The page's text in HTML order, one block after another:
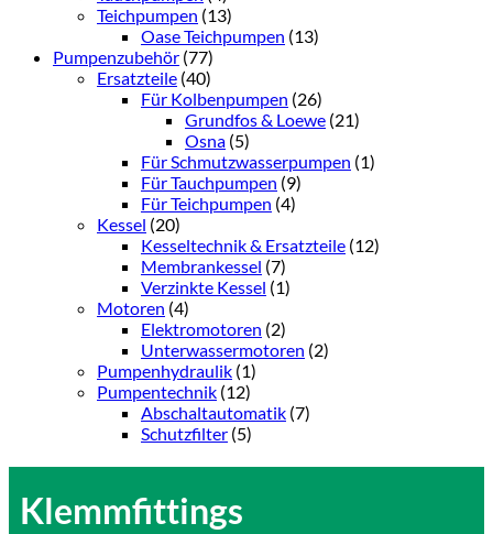
Teichpumpen (13)
Oase Teichpumpen (13)
Pumpenzubehör (77)
Ersatzteile (40)
Für Kolbenpumpen (26)
Grundfos & Loewe (21)
Osna (5)
Für Schmutzwasserpumpen (1)
Für Tauchpumpen (9)
Für Teichpumpen (4)
Kessel (20)
Kesseltechnik & Ersatzteile (12)
Membrankessel (7)
Verzinkte Kessel (1)
Motoren (4)
Elektromotoren (2)
Unterwassermotoren (2)
Pumpenhydraulik (1)
Pumpentechnik (12)
Abschaltautomatik (7)
Schutzfilter (5)
Klemmfittings